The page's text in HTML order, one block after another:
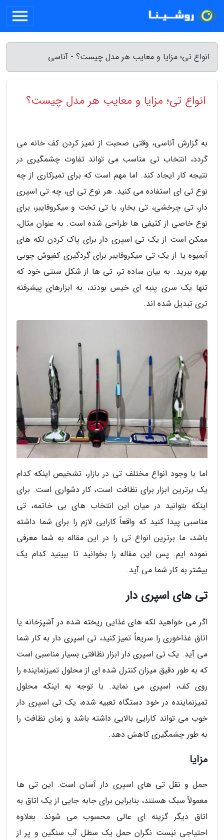
انواع تی؛ مزایا و معایب هر مدل چیست؟ - آناسی
انواع تی؛ مزایا و معایب هر مدل چیست؟
به گزارش آناسی، وقتی صحبت از تمیز کردن کف خانه می
گردد، انتخاب تی مناسب می تواند تفاوت چشمگیری در
نتیجه کار ایجاد کند. اما مهم است که برای تمیزکاری از چه
نوع تی ای استفاده می کنید. هر نوع تی ای، چه تی اسپری
دار، تی چرخشی، تی بخار، یا تی تخت و میکروفایبر، برای
نوع خاصی از کثیفی ها طراحی شده است. به عنوان مثال،
ممکن است از یک تی اسپری دار برای پاک کردن لکه های
آبمیوه یا از یک تی میکروفایبر برای گردگیری کفپوش چوبی
بهره ببرید. به بیان ساده تر، تی ها از شکل سنتی خود که
تنها یک سری پنبه ای خیس بودند، به ابزارهای پیشرفته
تری تبدیل شده اند.
اما با وجود انواع مختلف تی در بازار، تشخیص اینکه کدام
یک برترین ابزار برای نظافت است، کار دشواری است. برای
اینکه بتوانید در میان این انتخاب های بی خاتمه، تی
مناسبی پیدا کنید که واقعاً کارایی لازم را برای شما داشته
باشد، ما برترین انواع تی را در این مقاله به شما معرفی
نموده ایم. پس این مقاله را بخوانید تا ببینید کدام یک
بیشتر به کار شما می آید.
تی های اسپری دار
اگر می خواهید لکه های غذایی ریخته شده در آشپزخانه یا
اتاق غذاخوری را سریعاً تمیز کنید، تی اسپری دار به کار شما
می آید. یک تی اسپری دار ابزار نظافتی بسیار مناسبی است
که به طور دقیق میزان کنترل شده ای از محلول تمیزنماینده را
روی کف، اسپری می نماید. با توجه به اینکه محلول
تمیزنماینده در خود دستگاه تعبیه شده، یک تی اسپری دار
خوب می تواند کارایی بالایی داشته باشد و زمان نظافت را
به طور چشمگیری کاهش دهد.
مزایا
حمل و نقل تی های اسپری دار آسان است. این تی ها
معمولاً سبک هستند، بنابراین برای جابه جایی از یک اتاق به
اتاق دیگر گزینه ای عالی محسوب می شوند. بعلاوه
احتیاجی نیست نگران حمل یک سطل آب سنگین و پر از